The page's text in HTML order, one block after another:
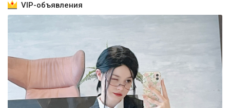
VIP-объявления